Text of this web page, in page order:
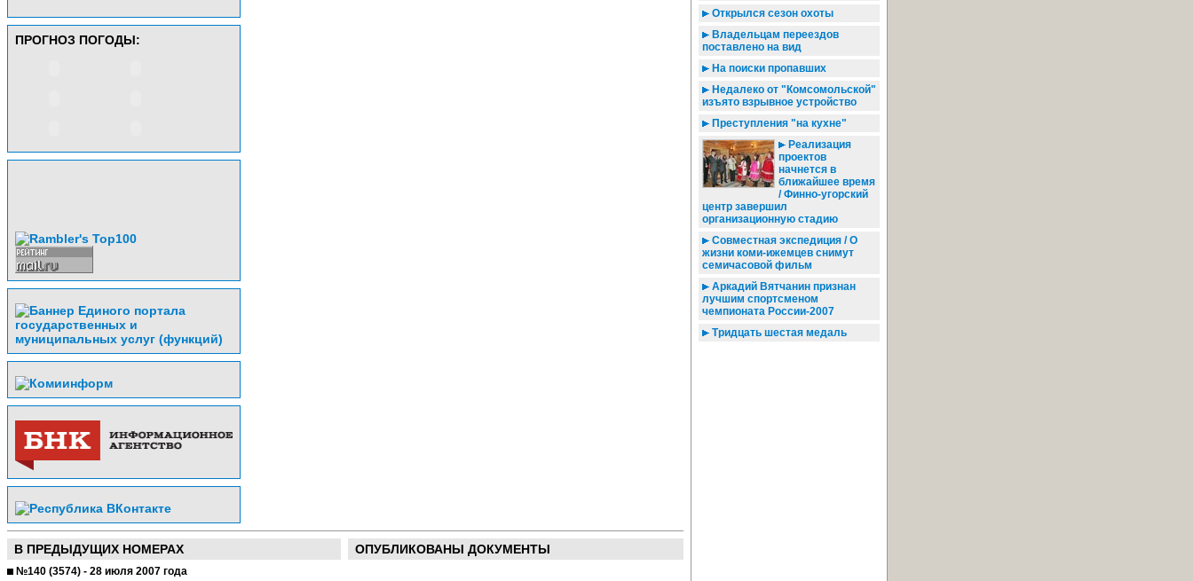
ПРОГНОЗ ПОГОДЫ:
В ПРЕДЫДУЩИХ НОМЕРАХ
№140 (3574) - 28 июля 2007 года
ОПУБЛИКОВАНЫ ДОКУМЕНТЫ
Открылся сезон охоты
Владельцам переездов
поставлено на вид
На поиски пропавших
Недалеко от "Комсомольской"
изъято взрывное устройство
Преступления "на кухне"
Реализация
проектов
начнется в
ближайшее время
/ Финно-угорский
центр завершил
организационную стадию
Совместная экспедиция / О
жизни коми-ижемцев снимут
семичасовой фильм
Аркадий Вятчанин признан
лучшим спортсменом
чемпионата России-2007
Тридцать шестая медаль